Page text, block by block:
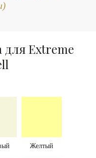
для Extreme
Желтый